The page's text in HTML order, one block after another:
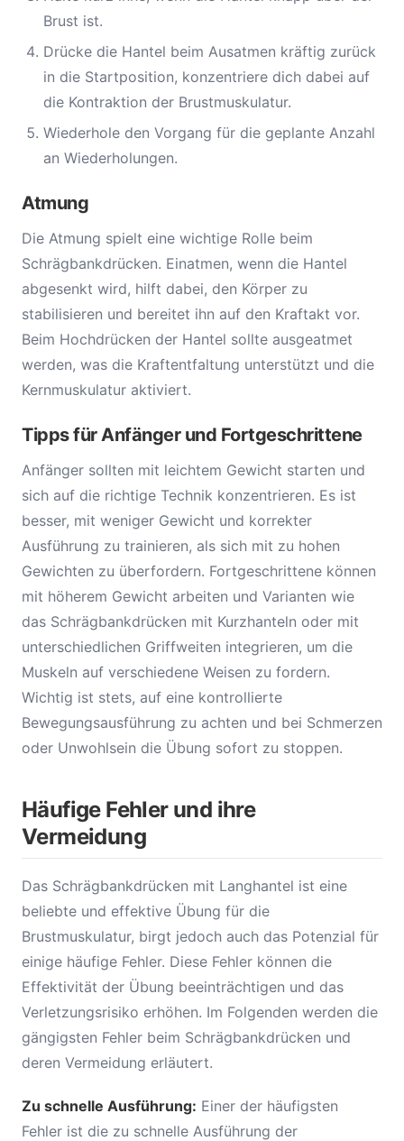
Brust ist.
Drücke die Hantel beim Ausatmen kräftig zurück
in die Startposition, konzentriere dich dabei auf
die Kontraktion der Brustmuskulatur.
Wiederhole den Vorgang für die geplante Anzahl
an Wiederholungen.
Atmung
Die Atmung spielt eine wichtige Rolle beim
Schrägbankdrücken. Einatmen, wenn die Hantel
abgesenkt wird, hilft dabei, den Körper zu
stabilisieren und bereitet ihn auf den Kraftakt vor.
Beim Hochdrücken der Hantel sollte ausgeatmet
werden, was die Kraftentfaltung unterstützt und die
Kernmuskulatur aktiviert.
Tipps für Anfänger und Fortgeschrittene
Anfänger sollten mit leichtem Gewicht starten und
sich auf die richtige Technik konzentrieren. Es ist
besser, mit weniger Gewicht und korrekter
Ausführung zu trainieren, als sich mit zu hohen
Gewichten zu überfordern. Fortgeschrittene können
mit höherem Gewicht arbeiten und Varianten wie
das Schrägbankdrücken mit Kurzhanteln oder mit
unterschiedlichen Griffweiten integrieren, um die
Muskeln auf verschiedene Weisen zu fordern.
Wichtig ist stets, auf eine kontrollierte
Bewegungsausführung zu achten und bei Schmerzen
oder Unwohlsein die Übung sofort zu stoppen.
Häufige Fehler und ihre
Vermeidung
Das Schrägbankdrücken mit Langhantel ist eine
beliebte und effektive Übung für die
Brustmuskulatur, birgt jedoch auch das Potenzial für
einige häufige Fehler. Diese Fehler können die
Effektivität der Übung beeinträchtigen und das
Verletzungsrisiko erhöhen. Im Folgenden werden die
gängigsten Fehler beim Schrägbankdrücken und
deren Vermeidung erläutert.
Zu schnelle Ausführung: Einer der häufigsten
Fehler ist die zu schnelle Ausführung der